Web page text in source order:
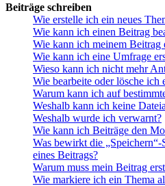
Beiträge schreiben
Wie erstelle ich ein neues
Wie kann ich einen Beitrag
Wie kann ich meinem Beitrag
Wie kann ich eine Umfrage
Wieso kann ich nicht mehr
Wie bearbeite oder lösche ich
Warum kann ich auf
Weshalb kann ich keine
Weshalb wurde ich verwarnt?
Wie kann ich Beiträge den
Was bewirkt die
eines Beitrags?
Warum muss mein Beitrag
Wie markiere ich ein Thema